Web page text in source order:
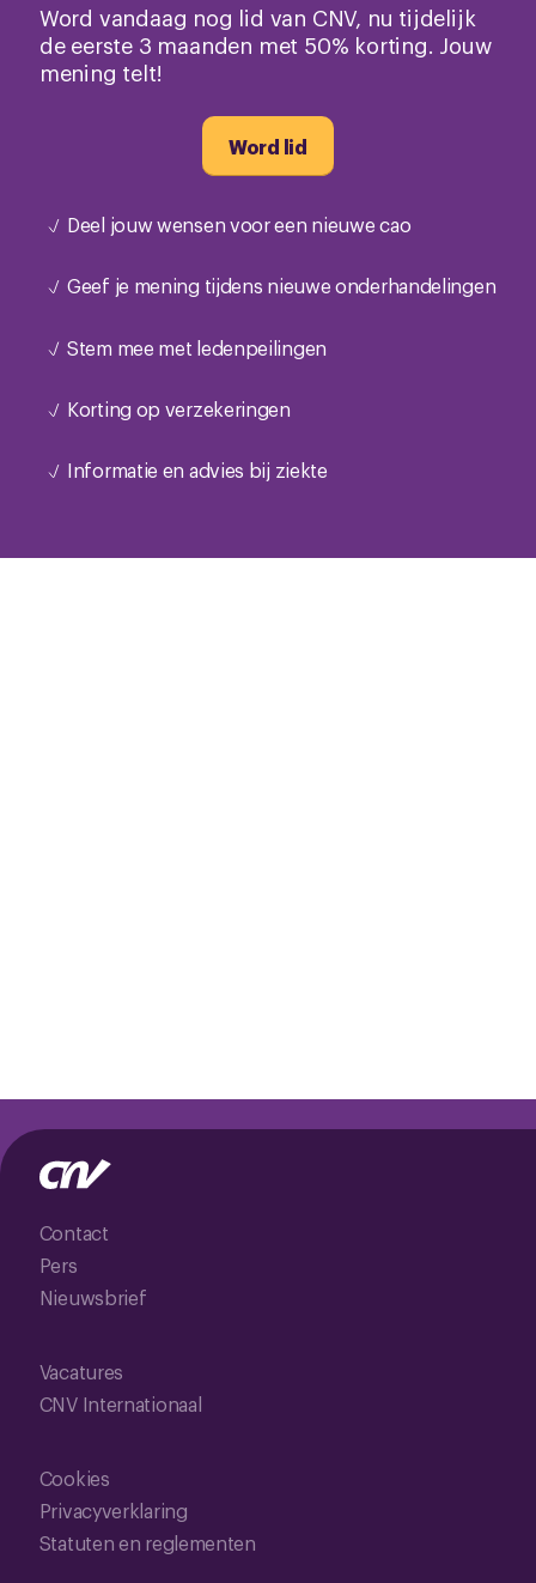
Word vandaag nog lid van CNV, nu tijdelijk
de eerste 3 maanden met 50% korting. Jouw
mening telt!
Word lid
Deel jouw wensen voor een nieuwe cao
Geef je mening tijdens nieuwe onderhandelingen
Stem mee met ledenpeilingen
Korting op verzekeringen
Informatie en advies bij ziekte
Contact
Pers
Nieuwsbrief
Vacatures
CNV Internationaal
Cookies
Privacyverklaring
Statuten en reglementen